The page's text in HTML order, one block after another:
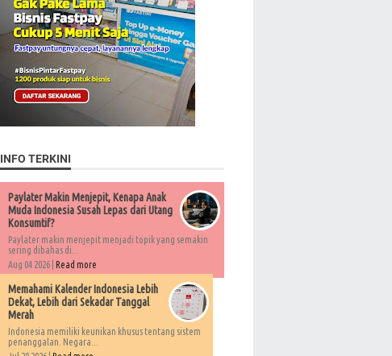
INFO TERKINI
Paylater Makin Menjepit, Kenapa Anak
Muda Indonesia Susah Lepas dari Utang
Konsumtif?
Paylater makin menjepit menjadi topik yang semakin
sering dibahas di...
Aug 04 2026 | Read more
Memahami Kalender Indonesia Lebih
Dekat, Lebih dari Sekadar Tanggal
Merah
Indonesia memiliki keunikan khusus tentang sistem
penanggalan. Negara...